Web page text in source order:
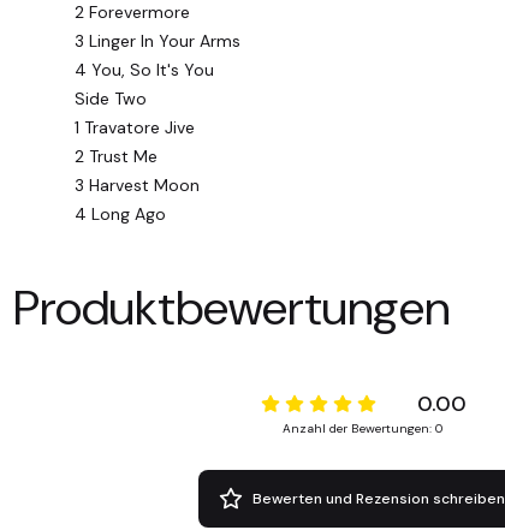
2 Forevermore
3 Linger In Your Arms
4 You, So It's You
Side Two
1 Travatore Jive
2 Trust Me
3 Harvest Moon
4 Long Ago
Produktbewertungen
0.00
Anzahl der Bewertungen: 0
Bewerten und Rezension schreiben